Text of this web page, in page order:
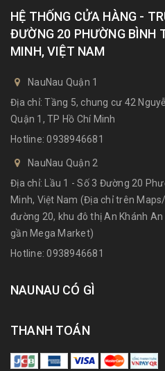
HỆ THỐNG CỬA HÀNG -
ĐƯỜNG 20 PHƯỜNG BÌNH
MINH, VIỆT NAM
NauNau Quận 1
Địa chỉ: Tầng 5, chung cư 42
Quận 1, TP Hồ Chí Minh
Hotline:0938946681
NauNau Quận 2
Địa chỉ: Lầu 1 - Số 3 Đường 20
Minh, Việt Nam (Địa chỉ trên
đường 20, khu đô thị An Khánh An
gần Mega Market)
Hotline:0938946681
NAUNAU CÓ GÌ
THANH TOÁN